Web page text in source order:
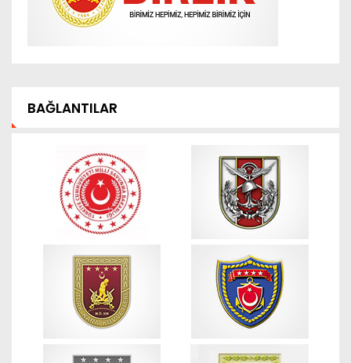
BAĞLANTILAR